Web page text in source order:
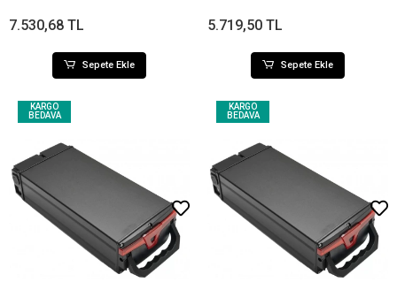
7.530,68 TL
Sepete Ekle
5.719,50 TL
Sepete Ekle
KARGO
BEDAVA
KARGO
BEDAVA